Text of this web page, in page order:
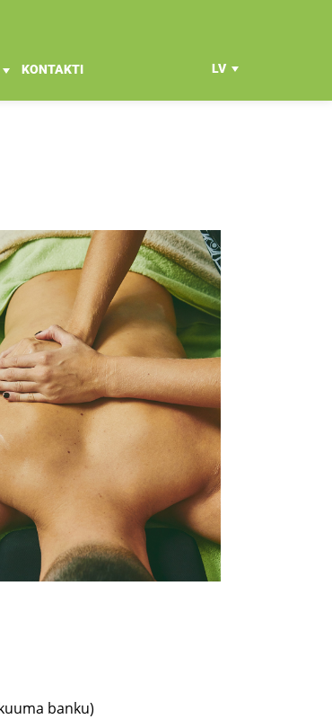
KONTAKTI LV
EN
banku)